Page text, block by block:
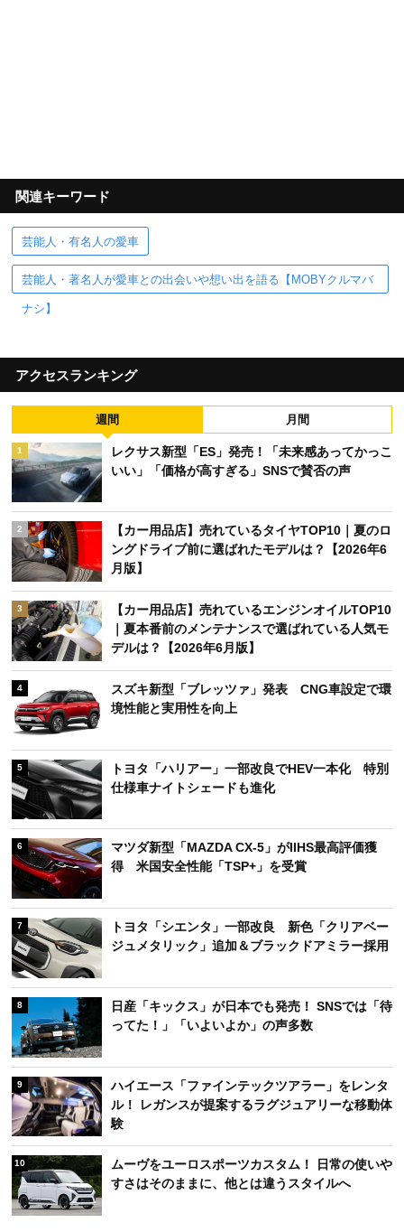
関連キーワード
芸能人・有名人の愛車
芸能人・著名人が愛車との出会いや想い出を語る【MOBYクルマバ
ナシ】
アクセスランキング
週間 月間
1
レクサス新型「ES」発売！「未来感あってかっこ
いい」「価格が高すぎる」SNSで賛否の声
2
【カー用品店】売れているタイヤTOP10｜夏のロ
ングドライブ前に選ばれたモデルは？【2026年6
月版】
3
【カー用品店】売れているエンジンオイルTOP10
｜夏本番前のメンテナンスで選ばれている人気モ
デルは？【2026年6月版】
4
スズキ新型「ブレッツァ」発表 CNG車設定で環
境性能と実用性を向上
5
トヨタ「ハリアー」一部改良でHEV一本化 特別
仕様車ナイトシェードも進化
6
マツダ新型「MAZDA CX-5」がIIHS最高評価獲
得 米国安全性能「TSP+」を受賞
7
トヨタ「シエンタ」一部改良 新色「クリアベー
ジュメタリック」追加＆ブラックドアミラー採用
8
日産「キックス」が日本でも発売！ SNSでは「待
ってた！」「いよいよか」の声多数
9
ハイエース「ファインテックツアラー」をレンタ
ル！ レガンスが提案するラグジュアリーな移動体
験
10
ムーヴをユーロスポーツカスタム！ 日常の使いや
すさはそのままに、他とは違うスタイルへ